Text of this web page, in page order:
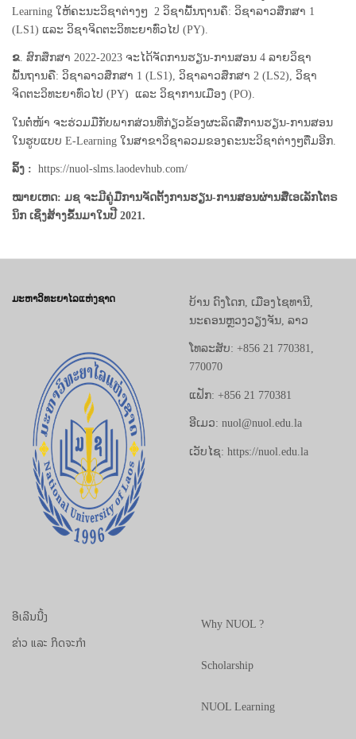
Learning ໃຫ້ຄະນະວິຊາຕ່າງໆ 2 ວິຊາພື້ນຖານຄຶ: ວິຊາ​ລາວ​ສຶກສາ 1
(LS1) ແລະ ວິຊາ​ຈິດຕະວິທະຍາທົ່ວໄປ (PY).
ຂ. ສົກສຶກສາ 2022-2023 ຈະໄດ້ຈັດການຮຽນ-ການສອນ 4 ລາຍວິຊາ
ພື້ນຖານຄື: ວິຊາ​ລາວ​ສຶກສາ 1 (LS1), ວິຊາ​ລາວ​ສຶກສາ 2 (LS2), ວິຊາ​
ຈິດຕະວິທະຍາທົ່ວໄປ (PY) ​ແລະ ວິຊາ​ການ​ເມືອງ (PO).
ໃນຕໍ່ໜ້າ ຈະຮ່ວມມືກັບພາກສ່ວນທີ່ກ່ຽວຂ້ອງຜະລິດສື່ການຮຽນ-ການສອນ
ໃນຮູບແບບ E-Learning ໃນສາຂາວິຊາລວມຂອງຄະນະວິຊາຕ່າງໆຕື່ມອີກ.
ລິ້ງ : https://nuol-slms.laodevhub.com/
ໝາຍເຫດ: ມຊ ຈະມີຄູ່ມືການຈັດຕັ້ງການຮຽນ-ການສອນຜ່ານສື່ເອເລັກໂຕຣ
ນິກ ເຊິ່ງສ້າງຂຶ້ນມາໃນປີ 2021.
ມະຫາວິທະຍາໄລແຫ່ງຊາດ
ບ້ານ ດົງໂດກ, ເມືອງໄຊທານີ,
ນະຄອນຫຼວງວຽງຈັນ, ລາວ
ໂທລະສັບ: +856 21 770381,
770070
ແຟັກ: +856 21 770381
ອີເມວ: nuol@nuol.edu.la
ເວັບໄຊ: https://nuol.edu.la
ອີເລີນນີ້ງ
ຂ່າວ ແລະ ກິດຈະກຳ
Why NUOL ?
Scholarship
NUOL Learning